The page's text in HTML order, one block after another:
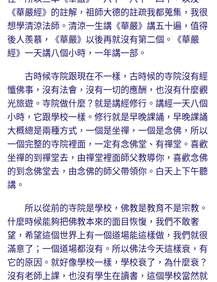
《華嚴經》的註解，祖師大德的註疏我都蒐集，我很
想學清涼法師。清涼一生講《華嚴》講五十遍，值得
後人羨慕，《華嚴》以後再就沒有第二個。《華嚴
經》一天講八個小時，一年講一部。
古時候寺院跟現在不一樣，古時候的寺院沒有經
懺佛事，沒有法會，沒有一切的應酬，也沒有什麼觀
光旅遊。寺院做什麼？就是講經修行。講經一天八個
小時，它跟學校一樣。修行就是早晚課誦，早晚課誦
大概總是兩種方式，一個是坐禪，一個是念佛，所以
一個完整的寺院裡面，一定有念佛堂、有禪堂。喜歡
坐禪的到禪堂去，由禪堂裡面師父教導你，喜歡念佛
的到念佛堂去，由念佛的師父帶領你。白天上下午聽
講。
所以從前的寺院是學校，佛教是教育不是宗教。
什麼時候能夠把佛教本來的面目恢愎，我們不敢奢
望，希望這個世界上有一個道場能這樣做，我們就很
滿意了；一個道場都沒有。所以佛法今天這樣衰，有
它的原因。就好像學校一樣，學校衰了，為什麼衰？
沒有老師上課，也沒有學生在讀書，這個學校當然就